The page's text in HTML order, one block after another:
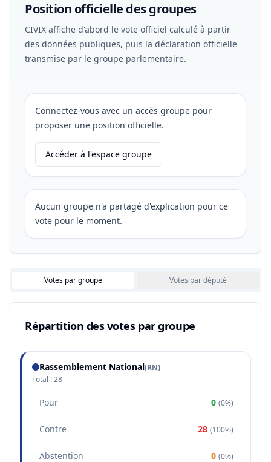
Position officielle des groupes
CIVIX affiche d'abord le vote officiel calculé à partir
des données publiques, puis la déclaration officielle
transmise par le groupe parlementaire.
Connectez-vous avec un accès groupe pour
proposer une position officielle.
Accéder à l'espace groupe
Aucun groupe n'a partagé d'explication pour ce
vote pour le moment.
Votes par groupe Votes par député
Répartition des votes par groupe
Rassemblement National(RN)
Total :28
Pour 0 (0%)
Contre 28 (100%)
Abstention 0 (0%)